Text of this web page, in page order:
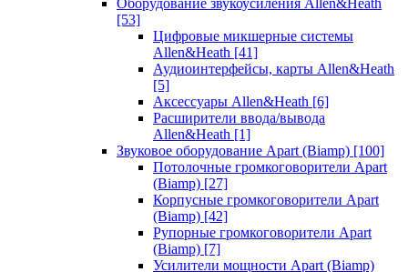
Оборудование звукоусиления Allen&Heath
[53]
Цифровые микшерные системы
Allen&Heath [41]
Аудиоинтерфейсы, карты Allen&Heath
[5]
Аксессуары Allen&Heath [6]
Расширители ввода/вывода
Allen&Heath [1]
Звуковое оборудование Apart (Biamp) [100]
Потолочные громкоговорители Apart
(Biamp) [27]
Корпусные громкоговорители Apart
(Biamp) [42]
Рупорные громкоговорители Apart
(Biamp) [7]
Усилители мощности Apart (Biamp)